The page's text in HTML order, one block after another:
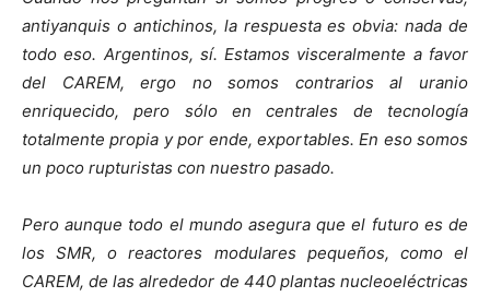
antiyanquis o antichinos, la respuesta es obvia: nada de
todo eso. Argentinos, sí. Estamos visceralmente a favor
del CAREM, ergo no somos contrarios al uranio
enriquecido, pero sólo en centrales de tecnología
totalmente propia y por ende, exportables. En eso somos
un poco rupturistas con nuestro pasado.
Pero aunque todo el mundo asegura que el futuro es de
los SMR, o reactores modulares pequeños, como el
CAREM, de las alrededor de 440 plantas nucleoeléctricas